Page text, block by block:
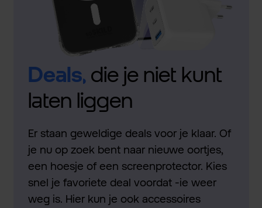
Deals,die je niet kunt
laten liggen
Er staan geweldige deals voor je klaar. Of
je nu op zoek bent naar nieuwe oortjes,
een hoesje of een screenprotector. Kies
snel je favoriete deal voordat -ie weer
weg is. Hier kun je ook accessoires